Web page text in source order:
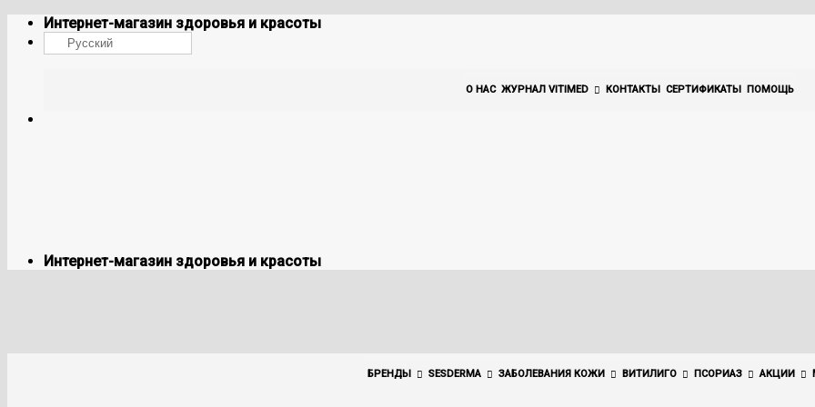
Skip
content
Интернет-магазин здоровья и красоты
Русский
О НАС ЖУРНАЛ VITIMED КОНТАКТЫ СЕРТИФИКАТЫ ПОМОЩЬ
Интернет-магазин здоровья и красоты
БРЕНДЫ SESDERMA ЗАБОЛЕВАНИЯ КОЖИ ВИТИЛИГО ПСОРИАЗ АКЦИИ